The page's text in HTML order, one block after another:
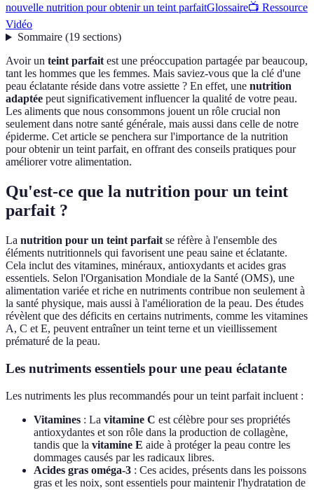
nouvelle nutrition pour obtenir un teint parfaitGlossaire📺 Ressource
Vidéo
Sommaire(19 sections)
Avoir un teint parfaitest une préoccupation partagée par beaucoup,
tant les hommes que les femmes. Mais saviez-vous que la clé d'une
peau éclatante réside dans votre assiette ? En effet, une nutrition
adaptée peut significativement influencer la qualité de votre peau.
Les aliments que nous consommons jouent un rôle crucial non
seulement dans notre santé générale, mais aussi dans celle de notre
épiderme. Cet article se penchera sur l'importance de la nutrition
pour obtenir un teint parfait, en offrant des conseils pratiques pour
améliorer votre alimentation.
Qu'est-ce que la nutrition pour un teint
parfait ?
La nutrition pour un teint parfait se réfère à l'ensemble des
éléments nutritionnels qui favorisent une peau saine et éclatante.
Cela inclut des vitamines, minéraux, antioxydants et acides gras
essentiels. Selon l'Organisation Mondiale de la Santé (OMS), une
alimentation variée et riche en nutriments contribue non seulement à
la santé physique, mais aussi à l'amélioration de la peau. Des études
révèlent que des déficits en certains nutriments, comme les vitamines
A, C et E, peuvent entraîner un teint terne et un vieillissement
prématuré de la peau.
Les nutriments essentiels pour une peau éclatante
Les nutriments les plus recommandés pour un teint parfait incluent :
Vitamines : La vitamine C est célèbre pour ses propriétés
antioxydantes et son rôle dans la production de collagène,
tandis que la vitamine E aide à protéger la peau contre les
dommages causés par les radicaux libres.
Acides gras oméga-3 : Ces acides, présents dans les poissons
gras et les noix, sont essentiels pour maintenir l'hydratation de